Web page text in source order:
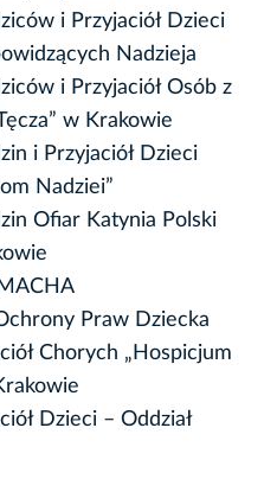
i Przyjaciół Dzieci
Nadzieja
i Przyjaciół Osób z
w Krakowie
i Przyjaciół Dzieci
Nadziei”
Ofiar Katynia Polski
Praw Dziecka
Chorych „Hospicjum
Dzieci – Oddział